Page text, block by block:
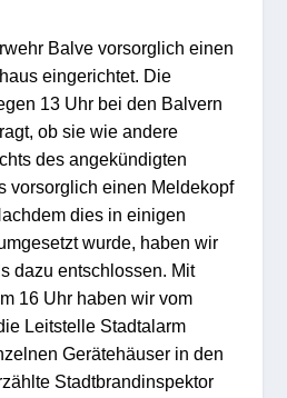
Balve vorsorglich einen
eingerichtet. Die
13 Uhr bei den Balvern
ob sie wie andere
des angekündigten
vorsorglich einen Meldekopf
dies in einigen
wurde, haben wir
dazu entschlossen. Mit
16 Uhr haben wir vom
Leitstelle Stadtalarm
Gerätehäuser in den
Stadtbrandinspektor